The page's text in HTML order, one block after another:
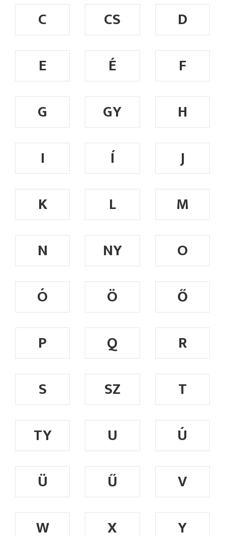
C
CS
D
E
É
F
G
GY
H
I
Í
J
K
L
M
N
NY
O
Ó
Ö
Ő
P
Q
R
S
SZ
T
TY
U
Ú
Ü
Ű
V
W
X Y